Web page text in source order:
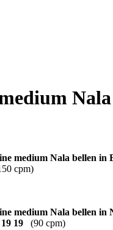
Nala
cpm)
19 (90 cpm)